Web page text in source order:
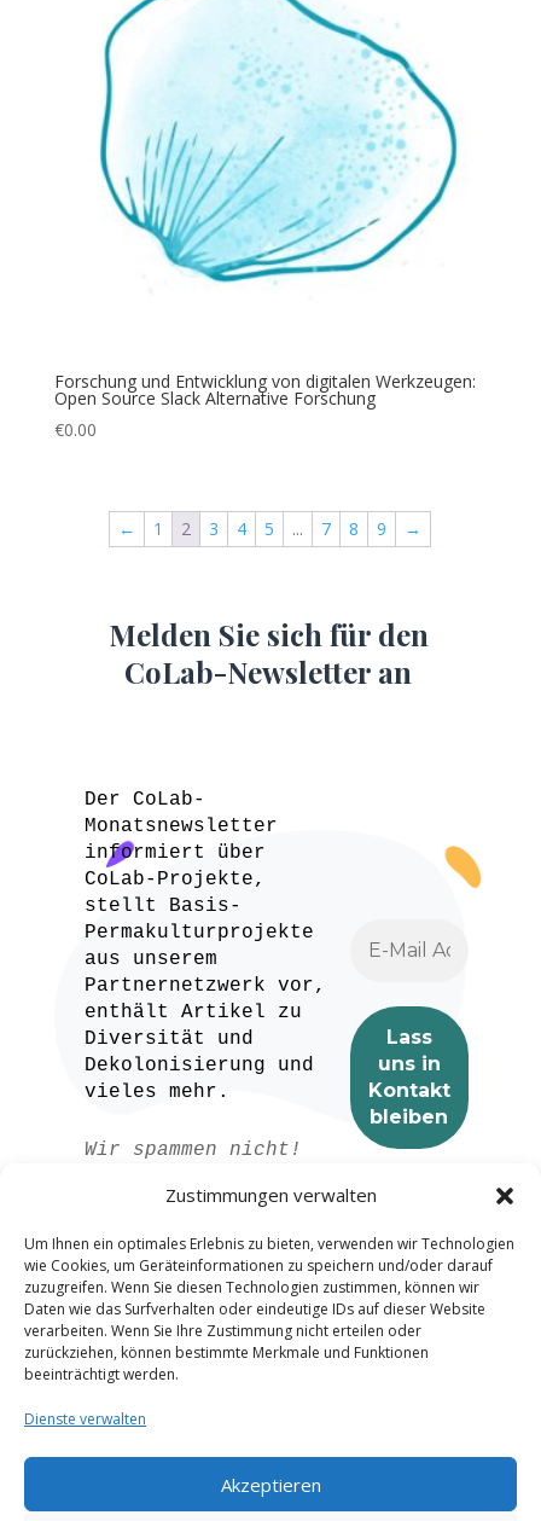
Zustimmungen verwalten
Um Ihnen ein optimales Erlebnis zu bieten, verwenden wir Technologien
wie Cookies, um Geräteinformationen zu speichern und/oder darauf
zuzugreifen. Wenn Sie diesen Technologien zustimmen, können wir
Daten wie das Surfverhalten oder eindeutige IDs auf dieser Website
verarbeiten. Wenn Sie Ihre Zustimmung nicht erteilen oder
zurückziehen, können bestimmte Merkmale und Funktionen
beeinträchtigt werden.
Dienste verwalten
Akzeptieren
Forschung und Entwicklung von digitalen Werkzeugen:
Open Source Slack Alternative Forschung
€0.00
← 1 2 3 4 5 ... 7 8 9 →
Melden Sie sich für den
CoLab-Newsletter an
Der CoLab-
Monatsnewsletter
informiert über
CoLab-Projekte,
stellt Basis-
Permakulturprojekte
aus unserem
Partnernetzwerk vor,
enthält Artikel zu
Diversität und
Dekolonisierung und
vieles mehr.
Wir spammen nicht!
Datenschutzerklärung
Informationen.